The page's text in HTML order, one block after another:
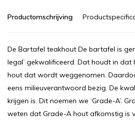
Productomschrijving
De Bartafel teakhout De bartafel is
legal’ gekwalificeerd. Dat houdt in
hout dat wordt weggenomen.
eens milieuverantwoord bezig. De
krijgen is. Dit noemen we ‘Grade-A’.
weten dat Grade-A hout afkomstig is